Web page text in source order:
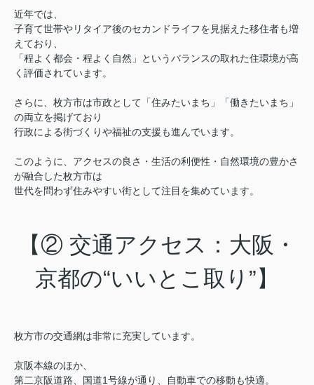
近年では、
子育て世帯やリタイア後のセカンドライフを見据えた移住者も増
えており、
「程よく都会・程よく自然」というバランスの取れた住環境が高
く評価されています。
さらに、枚方市は市政として「住みたいまち」「働きたいまち」
の両立を掲げており
行政による街づくりや福祉の支援も進んでいます。
このように、アクセスの良さ・生活の利便性・自然環境の豊かさ
が融合した枚方市は
世代を問わず住みやすい街として注目を集めています。
【② 交通アクセス：大阪・
京都の“いいとこ取り”】
枚方市の交通網は非常に充実しています。
京阪本線のほか、
第二京阪道路、国道1号線が通り、自動車での移動も快適。